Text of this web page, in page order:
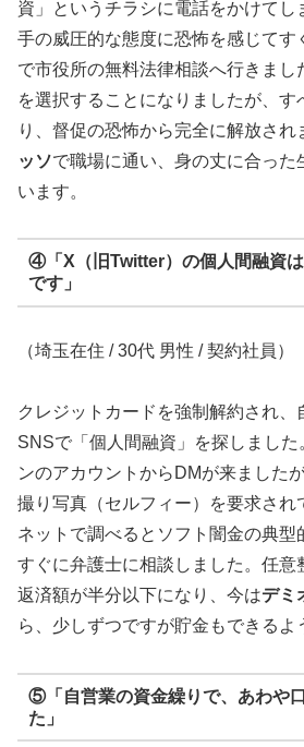
資」というチラシに電話をかけてし
手の威圧的な態度に恐怖を感じてす
で市役所の無料法律相談へ行きまし
を選択することになりましたが、す
り、督促の恐怖から完全に解放さ
ッソで職場に通い、身の丈に合った
います。
④「X（旧Twitter）の個人間融資
です」
（埼玉在住 / 30代 男性 / 契約社員）
クレジットカードを強制解約され、
SNSで「個人間融資」を探しました
ンのアカウントからDMが来ました
撮り写真（セルフィー）を要求され
ネットで調べるとソフト闇金の典型
すぐに弁護士に相談しました。任意
返済額が半分以下になり、今はデミ
ら、少しずつですが貯金もできるよ
⑤「自営業の資金繰りで、あわや
た」